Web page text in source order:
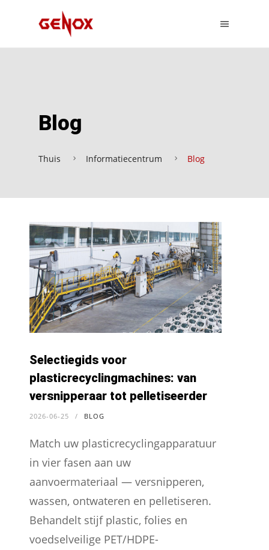
Blog
Thuis Informatiecentrum Blog
Selectiegids voor
plasticrecyclingmachines: van
versnipperaar tot pelletiseerder
2026-06-25 / BLOG
Match uw plasticrecyclingapparatuur
in vier fasen aan uw
aanvoermateriaal — versnipperen,
wassen, ontwateren en pelletiseren.
Behandelt stijf plastic, folies en
voedselveilige PET/HDPE-